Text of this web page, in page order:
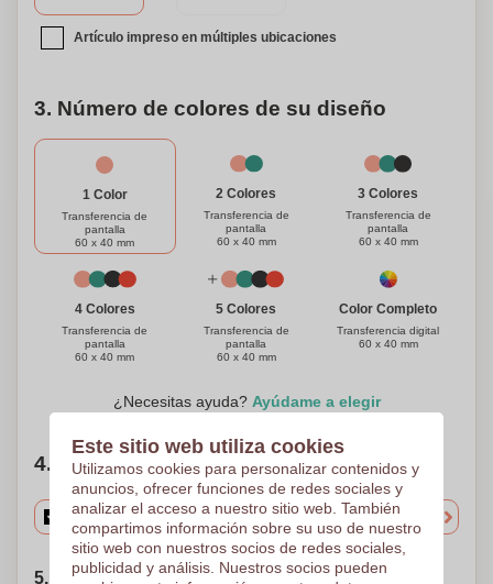
Artículo impreso en múltiples ubicaciones
3. Número de colores de su diseño
1 Color
Transferencia de
pantalla
60 x 40 mm
2 Colores
Transferencia de
pantalla
60 x 40 mm
3 Colores
Transferencia de
pantalla
60 x 40 mm
4 Colores
Transferencia de
pantalla
60 x 40 mm
5 Colores
Transferencia de
pantalla
60 x 40 mm
Color Completo
Transferencia digital
60 x 40 mm
¿Necesitas ayuda? Ayúdame a elegir
4. Elige tu cantidad
5. Elija su fecha de envío
Este sitio web utiliza cookies
Utilizamos cookies para personalizar contenidos y
anuncios, ofrecer funciones de redes sociales y
analizar el acceso a nuestro sitio web. También
compartimos información sobre su uso de nuestro
sitio web con nuestros socios de redes sociales,
publicidad y análisis. Nuestros socios pueden